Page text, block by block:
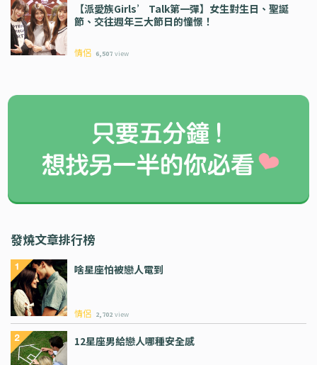
【派愛族Girls’ Talk第一彈】女生對生日、聖誕
節、交往週年三大節日的憧憬！
情侶 6,507 view
發燒文章排行榜
啥星座怕被戀人電到
情侶 2,702 view
12星座男給戀人哪種安全感